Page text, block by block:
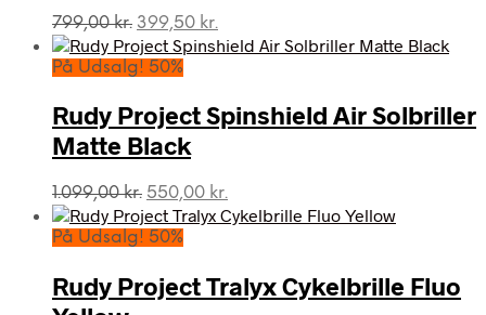
799,00kr. Den
oprindelige
pris
799,00 kr..
399,50 kr.
aktuelle
399,50 kr..
På Udsalg! 50%
Rudy Project Spinshield Air Solbriller
Matte Black
1.099,00kr. Den
oprindelige
pris
1.099,00 kr..
550,00 kr.
aktuelle
550,00 kr..
På Udsalg! 50%
Rudy Project Tralyx Cykelbrille Fluo